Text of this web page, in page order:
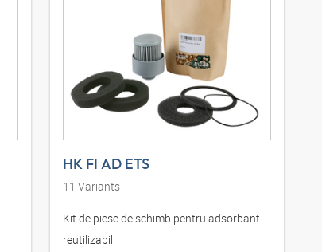
HK FI AD ETS
11 Variants
Kit de piese de schimb pentru adsorbant
reutilizabil